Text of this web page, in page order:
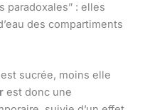
paradoxales” : elles
des compartiments
sucrée, moins elle
est donc une